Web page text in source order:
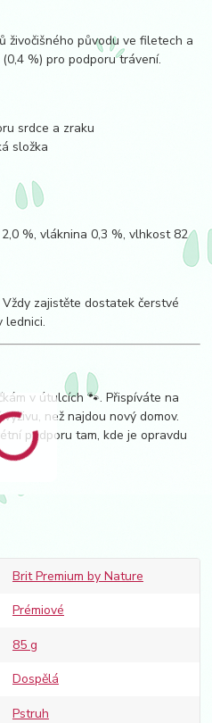
živočišného původu ve filetech a
%) pro podporu trávení.
srdce a zraku
složka
%, vláknina 0,3 %, vlhkost 82
zajistěte dostatek čerstvé
lednici.
v útulcích 🐾. Přispíváte na
než najdou nový domov.
podporu tam, kde je opravdu
Brit Premium by Nature
Prémiové
85 g
Dospělá
Pstruh